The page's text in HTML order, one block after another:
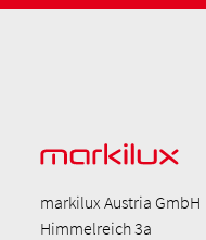
markilux Austria GmbH
Himmelreich 3a